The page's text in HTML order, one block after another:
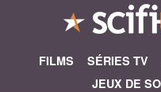
FILMS SÉRIES TV
JEUX DE